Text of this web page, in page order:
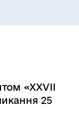
«ХXVІІ
25